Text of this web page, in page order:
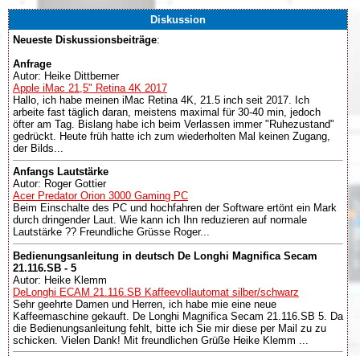
Diskussion
Neueste Diskussionsbeiträge:
Anfrage
Autor: Heike Dittberner
Apple iMac 21,5" Retina 4K 2017
Hallo, ich habe meinen iMac Retina 4K, 21.5 inch seit 2017. Ich
arbeite fast täglich daran, meistens maximal für 30-40 min, jedoch
öfter am Tag. Bislang habe ich beim Verlassen immer "Ruhezustand"
gedrückt. Heute früh hatte ich zum wiederholten Mal keinen Zugang,
der Bilds...
Anfangs Lautstärke
Autor: Roger Gottier
Acer Predator Orion 3000 Gaming PC
Beim Einschalte des PC und hochfahren der Software ertönt ein Mark
durch dringender Laut. Wie kann ich Ihn reduzieren auf normale
Lautstärke ?? Freundliche Grüsse Roger...
Bedienungsanleitung in deutsch De Longhi Magnifica Secam
21.116.SB - 5
Autor: Heike Klemm
DeLonghi ECAM 21.116.SB Kaffeevollautomat silber/schwarz
Sehr geehrte Damen und Herren, ich habe mie eine neue
Kaffeemaschine gekauft. De Longhi Magnifica Secam 21.116.SB 5. Da
die Bedienungsanleitung fehlt, bitte ich Sie mir diese per Mail zu zu
schicken. Vielen Dank! Mit freundlichen Grüße Heike Klemm ...